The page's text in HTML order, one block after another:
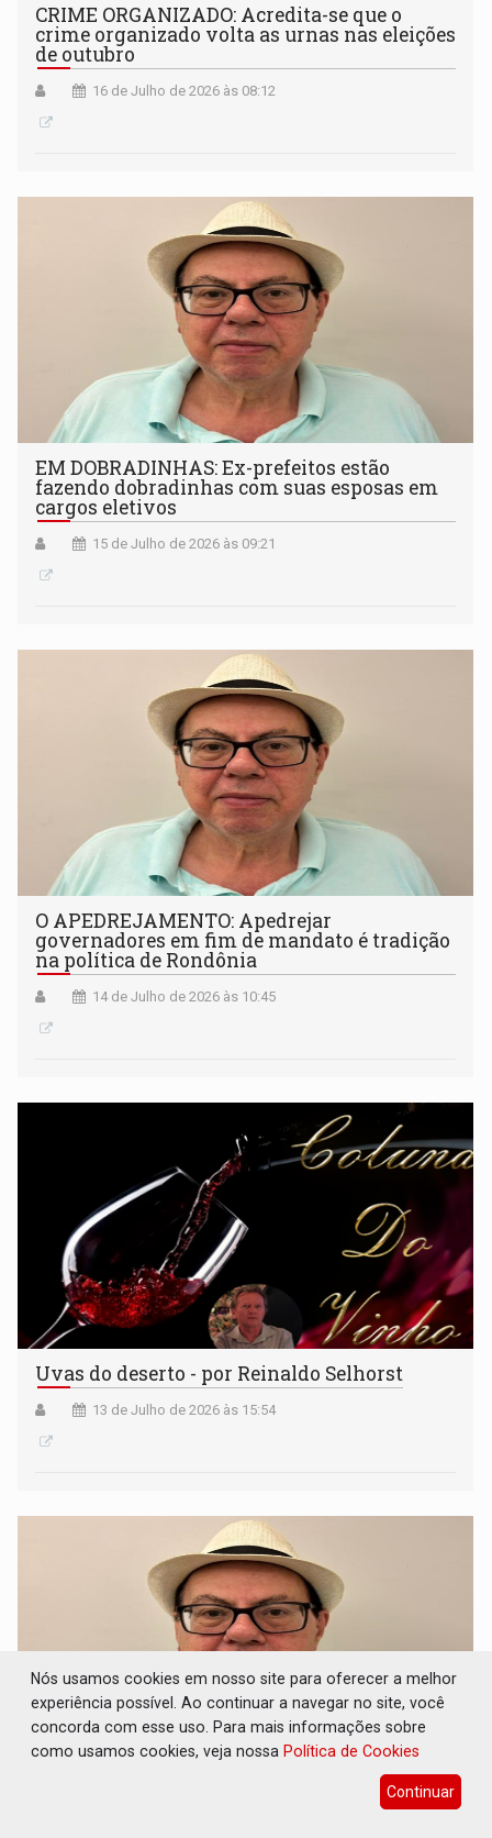
CRIME ORGANIZADO: Acredita-se que o
crime organizado volta as urnas nas eleições
de outubro
16 de Julho de 2026 às 08:12
EM DOBRADINHAS: Ex-prefeitos estão
fazendo dobradinhas com suas esposas em
cargos eletivos
15 de Julho de 2026 às 09:21
O APEDREJAMENTO: Apedrejar
governadores em fim de mandato é tradição
na política de Rondônia
14 de Julho de 2026 às 10:45
Uvas do deserto - por Reinaldo Selhorst
13 de Julho de 2026 às 15:54
CADÊ AS ZEBRAS?: Em estado de viradas
eleitorais de última hora, não se descartam
Nós usamos cookies em nosso site para oferecer a melhor
experiência possível. Ao continuar a navegar no site, você
concorda com esse uso. Para mais informações sobre
como usamos cookies, veja nossa Política de Cookies
Continuar